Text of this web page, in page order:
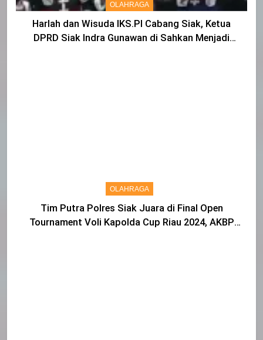
OLAHRAGA
Harlah dan Wisuda IKS.PI Cabang Siak, Ketua
DPRD Siak Indra Gunawan di Sahkan Menjadi
OLAHRAGA
Tim Putra Polres Siak Juara di Final Open
Tournament Voli Kapolda Cup Riau 2024, AKBP